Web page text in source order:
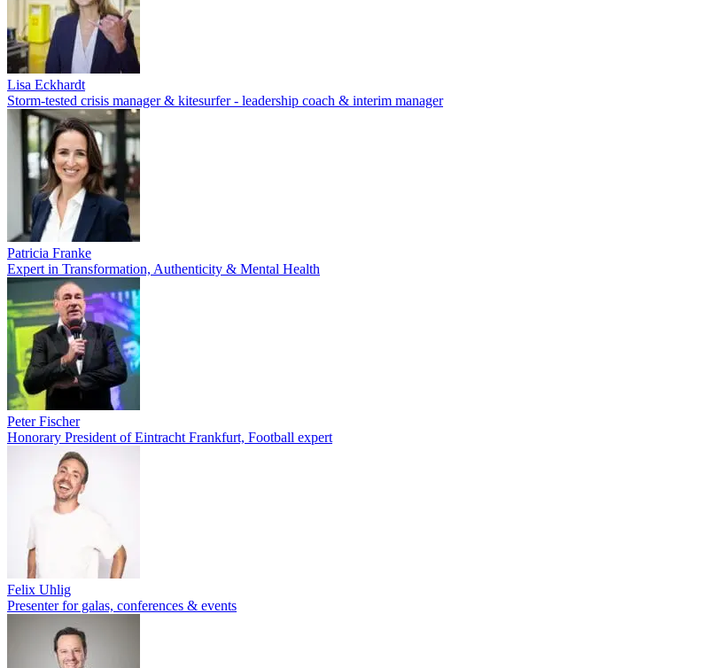
Lisa Eckhardt
Storm-tested crisis manager & kitesurfer - leadership coach & interim manager
Patricia Franke
Expert in Transformation, Authenticity & Mental Health
Peter Fischer
Honorary President of Eintracht Frankfurt, Football expert
Felix Uhlig
Presenter for galas, conferences & events